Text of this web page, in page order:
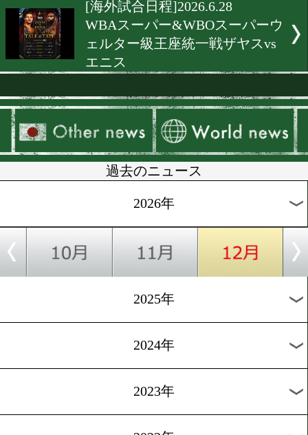
[海外前日計量]2026.7.11
WBA世界ヘビー級タイト
[海外試合結果]2026.7.5
WBOライト級戦メイソン
[海外試合結果]2026.7.5
WBCフェザー級戦カーリ
vsパラシオス
[海外前日計量]2026.7.4
WBOライト級戦&WBCフ
級戦 前日計量
[海外試合日程]2026.6.28
WBAスーパー&WBOスー
ェルター級王座統一戦ザヤ
エニス